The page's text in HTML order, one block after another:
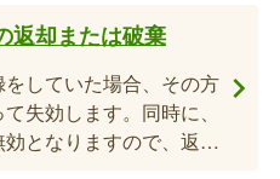
ただくことができなく
が完了してからご返却
くことをお勧めしま
返却または破棄
していた場合、その方
失効します。同時に、
となりますので、返却